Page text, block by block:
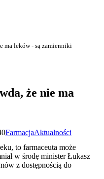
ma leków - są zamienniki
że nie ma
FarmacjaAktualności
to farmaceuta może
w środę minister Łukasz
z dostępnością do